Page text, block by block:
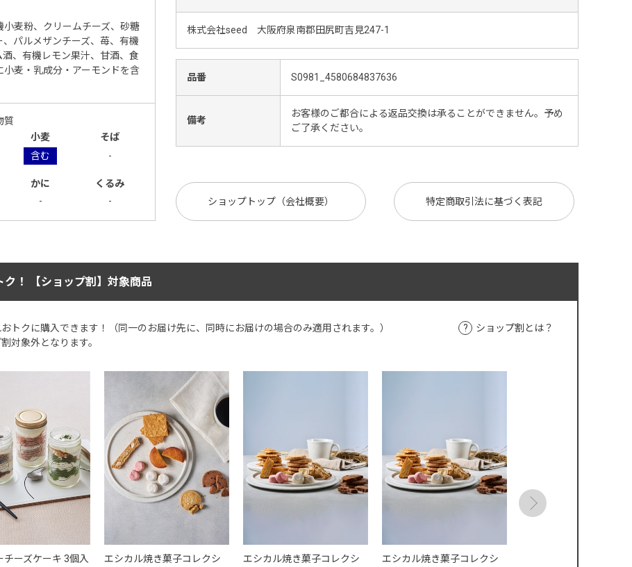
麦粉、クリームチーズ、砂糖
、パルメザンチーズ、苺、有機
、有機レモン果汁、甘酒、食
麦・乳成分・アーモンドを含
質
小麦
そば
含む -
かに
くるみ
- -
株式会社seed 大阪府泉南郡田尻町吉見247-1
品番 S0981_4580684837636
備考
お客様のご都合による返品交換は承ることができません。予め
ご了承ください。
ショップトップ（会社概要） 特定商取引法に基づく表記
！ 【ショップ割】対象商品
トクに購入できます！（同一のお届け先に、同時にお届けの場合のみ適用されます。）
対象外となります。
ショップ割とは？
チーズケーキ 3個入
エシカル焼き菓子コレクシ
エシカル焼き菓子コレクシ
エシカル焼き菓子コレクシ